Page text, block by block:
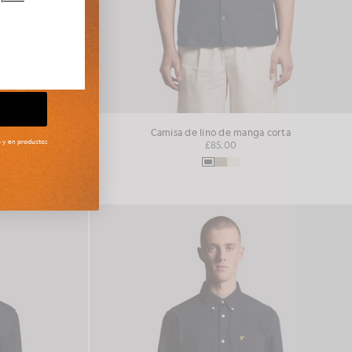
Camisa de lino de manga corta
£85.00
y en productos